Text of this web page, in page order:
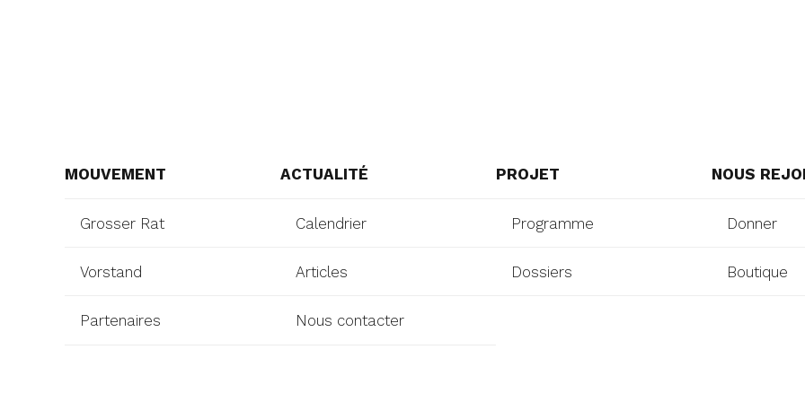
MOUVEMENT
Grosser Rat
Vorstand
Partenaires
ACTUALITÉ
Calendrier
Articles
Nous contacter
PROJET
Programme
Dossiers
NOUS
Donner
Boutique